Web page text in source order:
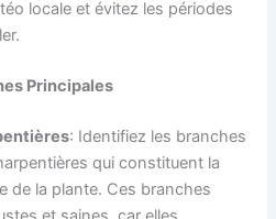
locale et évitez les périodes
Principales
: Identifiez les branches
qui constituent la
de la plante. Ces branches